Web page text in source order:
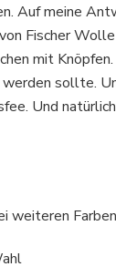
Auf meine
Fischer Wolle
mit
sollte.
Und
weiteren